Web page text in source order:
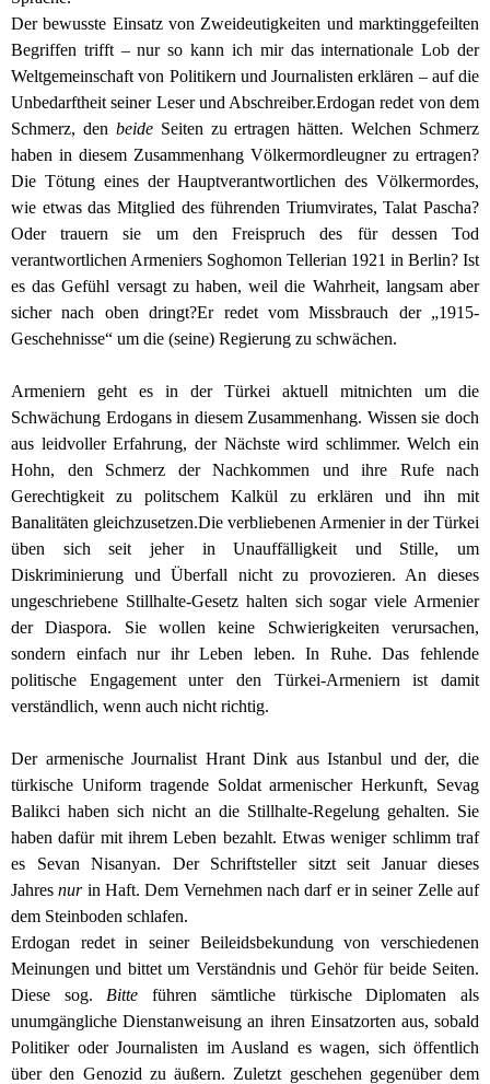
Der bewusste Einsatz von Zweideutigkeiten und marktinggefeilten
Begriffen trifft – nur so kann ich mir das internationale Lob der
Weltgemeinschaft von Politikern und Journalisten erklären – auf die
Unbedarftheit seiner Leser und Abschreiber.Erdogan redet von dem
Schmerz, den beideSeiten zu ertragen hätten. Welchen Schmerz
haben in diesem Zusammenhang Völkermordleugner zu ertragen?
Die Tötung eines der Hauptverantwortlichen des Völkermordes,
wie etwas das Mitglied des führenden Triumvirates, Talat Pascha?
Oder trauern sie um den Freispruch des für dessen Tod
verantwortlichen Armeniers Soghomon Tellerian 1921 in Berlin? Ist
es das Gefühl versagt zu haben, weil die Wahrheit, langsam aber
sicher nach oben dringt?Er redet vom Missbrauch der „1915-
Geschehnisse“ um die (seine) Regierung zu schwächen.
Armeniern geht es in der Türkei aktuell mitnichten um die
Schwächung Erdogans in diesem Zusammenhang. Wissen sie doch
aus leidvoller Erfahrung, der Nächste wird schlimmer. Welch ein
Hohn, den Schmerz der Nachkommen und ihre Rufe nach
Gerechtigkeit zu politschem Kalkül zu erklären und ihn mit
Banalitäten gleichzusetzen.Die verbliebenen Armenier in der Türkei
üben sich seit jeher in Unauffälligkeit und Stille, um
Diskriminierung und Überfall nicht zu provozieren. An dieses
ungeschriebene Stillhalte-Gesetz halten sich sogar viele Armenier
der Diaspora. Sie wollen keine Schwierigkeiten verursachen,
sondern einfach nur ihr Leben leben. In Ruhe. Das fehlende
politische Engagement unter den Türkei-Armeniern ist damit
verständlich, wenn auch nicht richtig.
Der armenische Journalist Hrant Dink aus Istanbul und der, die
türkische Uniform tragende Soldat armenischer Herkunft, Sevag
Balikci haben sich nicht an die Stillhalte-Regelung gehalten. Sie
haben dafür mit ihrem Leben bezahlt. Etwas weniger schlimm traf
es Sevan Nisanyan. Der Schriftsteller sitzt seit Januar dieses
Jahresnur in Haft. Dem Vernehmen nach darf er in seiner Zelle auf
dem Steinboden schlafen.
Erdogan redet in seiner Beileidsbekundung von verschiedenen
Meinungen und bittet um Verständnis und Gehör für beide Seiten.
Diese sog. Bitte führen sämtliche türkische Diplomaten als
unumgängliche Dienstanweisung an ihren Einsatzorten aus, sobald
Politiker oder Journalisten im Ausland es wagen, sich öffentlich
über den Genozid zu äußern. Zuletzt geschehen gegenüber dem